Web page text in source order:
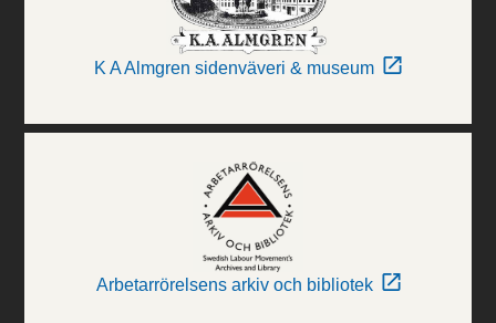
K A Almgren sidenväveri & museum
Arbetarrörelsens arkiv och bibliotek